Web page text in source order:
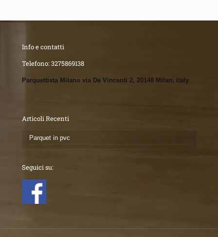
Info e contatti
Telefono:3275869138
Parquettista Milano via De Vincenti 2, 20148 Milan, Italy
Articoli Recenti
Parquet in pvc
Seguici su: